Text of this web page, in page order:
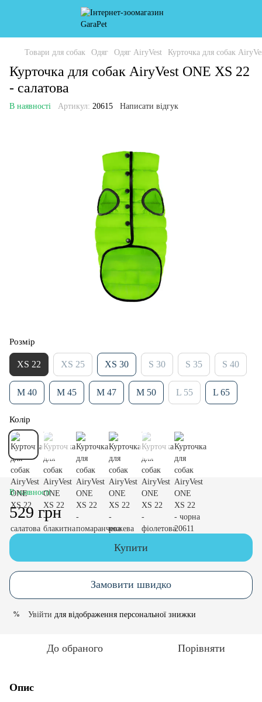
Товари для собак Одяг Одяг AiryVest Курточка для собак
Курточка для собак AiryVest ONE XS 22
- салатова
В наявності Артикул: 20615 Написати відгук
Розмір
XS 22 XS 25 XS 30 S 30 S 35 S 40
M 40 M 45 M 47 M 50 L 55 L 65
Колір
В наявності
529 грн
Купити
Замовити швидко
% Увійти для відображення персональної знижки
До обраного Порівняти
Опис